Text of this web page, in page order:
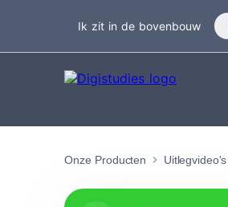
Ik zit in de bovenbouw
Exacte vakken
Geen vakken.
Onze Producten Uitlegvideo's